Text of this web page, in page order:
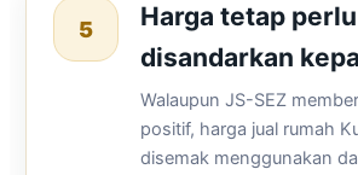
5
Harga tetap perlu
disandarkan
Walaupun JS-SEZ
positif, harga jual rumah
disemak menggunakan